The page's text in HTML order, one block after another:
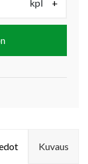
kpl +
Kuvaus